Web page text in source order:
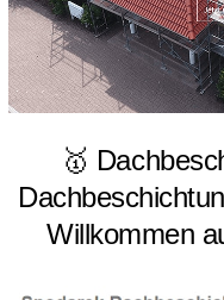
🥇
Willkommen